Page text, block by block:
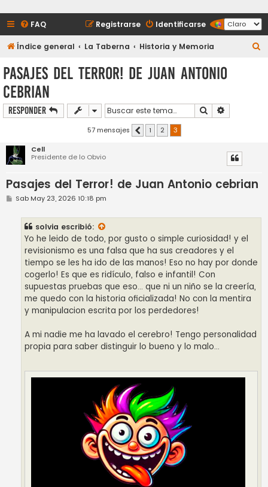
FAQ Identificarse
Registrarse
Índice general La Taberna Historia y Memoria
Pasajes del Terror! de Juan Antonio
cebrian
Responder Buscar
57 mensajes Anterior
1 2
3
Cell
Presidente de lo Obvio
Pasajes del Terror! de Juan Antonio cebrian
M
Sab May 23, 2026 10:18 pm
solvia escribió:
Yo he leido de todo, por gusto o simple curiosidad! y el
revisionismo es una falsa que ha sus creadores y el
tiempo se les ha ido de las manos! Eso no hay por donde
cogerlo! Es que es ridículo, falso e infantil! Con
supuestas pruebas que eso... que ni un niño se la creería,
me quedo con la historia oficializada! No con la mentira
y manipulacion escrita por los perdedores!
A mi nadie me ha lavado el cerebro! Tengo personalidad
propia para saber distinguir lo bueno y lo malo...